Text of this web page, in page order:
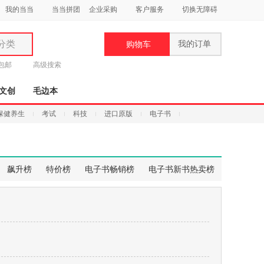
我的当当 当当拼团 企业采购 客户服务 切换无障碍
类
邮 高级搜索
购物车 我的订单
创 毛边本
健养生 考试 科技 进口原版 电子书
飙升榜 特价榜 电子书畅销榜 电子书新书热卖榜